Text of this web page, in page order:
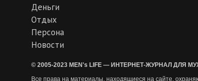
Деньги
Отдых
Персона
Новости
© 2005-2023 MEN's LIFE — ИНТЕРНЕТ-ЖУРНАЛ ДЛЯ
Все права на материалы, находящиеся на сайте,